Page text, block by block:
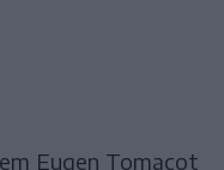
Eugen Tomacot